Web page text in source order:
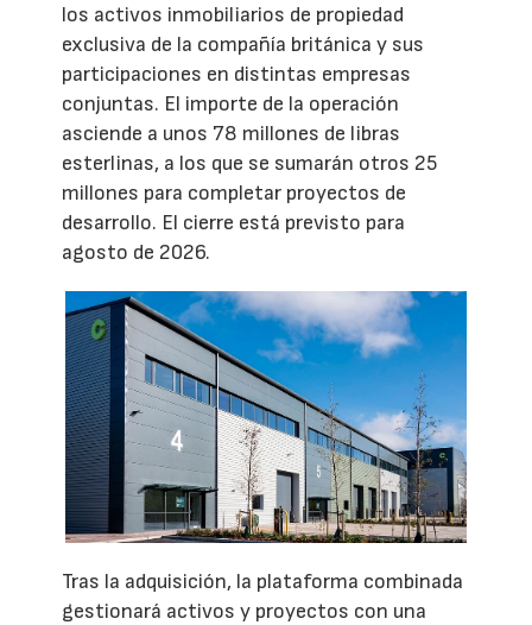
los activos inmobiliarios de propiedad
exclusiva de la compañía británica y sus
participaciones en distintas empresas
conjuntas. El importe de la operación
asciende a unos 78 millones de libras
esterlinas, a los que se sumarán otros 25
millones para completar proyectos de
desarrollo. El cierre está previsto para
agosto de 2026.
Tras la adquisición, la plataforma combinada
gestionará activos y proyectos con una